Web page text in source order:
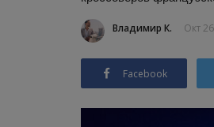
Владимир К. Окт
Facebook